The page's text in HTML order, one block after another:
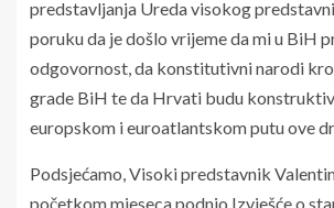
predstavljanja Ureda visokog
poruku da je došlo vrijeme da mi u BiH
odgovornost, da konstitutivni narodi
grade BiH te da Hrvati budu
europskom i euroatlantskom putu ove
Podsjećamo, Visoki predstavnik
početkom mjeseca podnio Izvješće o